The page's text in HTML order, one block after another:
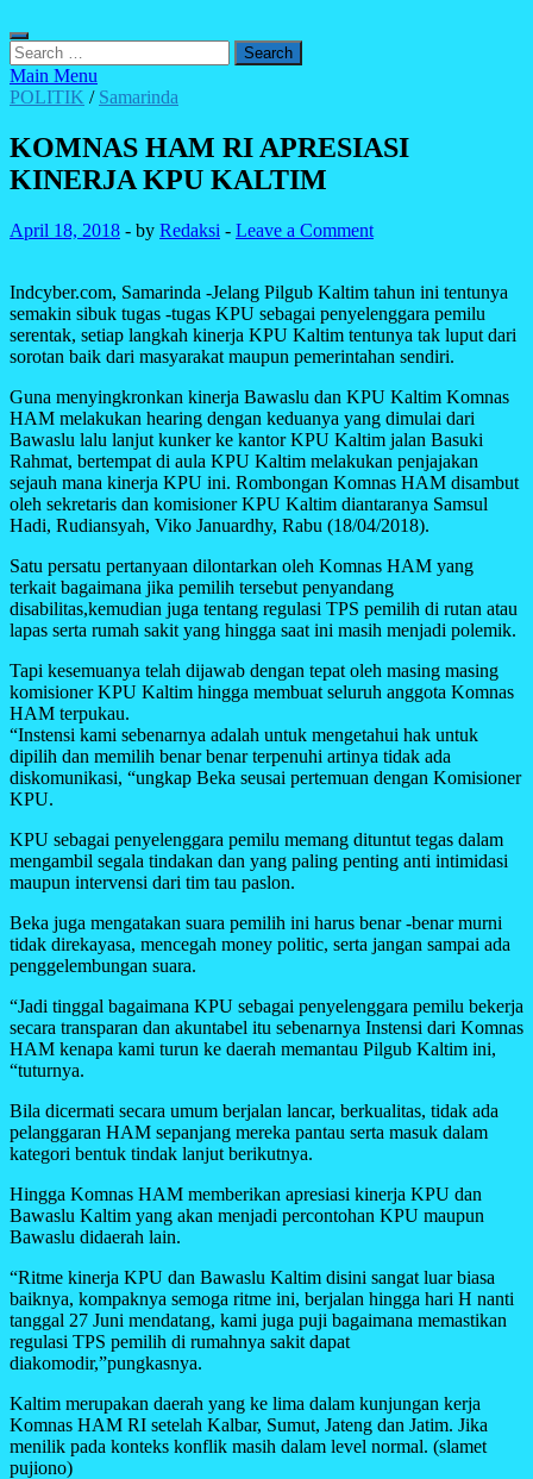
Search
for:
Main Menu
POLITIK / Samarinda
KOMNAS HAM RI APRESIASI
KINERJA KPU KALTIM
April 18, 2018 - by Redaksi - Leave a Comment
Indcyber.com, Samarinda -Jelang Pilgub Kaltim tahun ini tentunya
semakin sibuk tugas -tugas KPU sebagai penyelenggara pemilu
serentak, setiap langkah kinerja KPU Kaltim tentunya tak luput dari
sorotan baik dari masyarakat maupun pemerintahan sendiri.
Guna menyingkronkan kinerja Bawaslu dan KPU Kaltim Komnas
HAM melakukan hearing dengan keduanya yang dimulai dari
Bawaslu lalu lanjut kunker ke kantor KPU Kaltim jalan Basuki
Rahmat, bertempat di aula KPU Kaltim melakukan penjajakan
sejauh mana kinerja KPU ini. Rombongan Komnas HAM disambut
oleh sekretaris dan komisioner KPU Kaltim diantaranya Samsul
Hadi, Rudiansyah, Viko Januardhy, Rabu (18/04/2018).
Satu persatu pertanyaan dilontarkan oleh Komnas HAM yang
terkait bagaimana jika pemilih tersebut penyandang
disabilitas,kemudian juga tentang regulasi TPS pemilih di rutan atau
lapas serta rumah sakit yang hingga saat ini masih menjadi polemik.
Tapi kesemuanya telah dijawab dengan tepat oleh masing masing
komisioner KPU Kaltim hingga membuat seluruh anggota Komnas
HAM terpukau.
“Instensi kami sebenarnya adalah untuk mengetahui hak untuk
dipilih dan memilih benar benar terpenuhi artinya tidak ada
diskomunikasi, “ungkap Beka seusai pertemuan dengan Komisioner
KPU.
KPU sebagai penyelenggara pemilu memang dituntut tegas dalam
mengambil segala tindakan dan yang paling penting anti intimidasi
maupun intervensi dari tim tau paslon.
Beka juga mengatakan suara pemilih ini harus benar -benar murni
tidak direkayasa, mencegah money politic, serta jangan sampai ada
penggelembungan suara.
“Jadi tinggal bagaimana KPU sebagai penyelenggara pemilu bekerja
secara transparan dan akuntabel itu sebenarnya Instensi dari Komnas
HAM kenapa kami turun ke daerah memantau Pilgub Kaltim ini,
“tuturnya.
Bila dicermati secara umum berjalan lancar, berkualitas, tidak ada
pelanggaran HAM sepanjang mereka pantau serta masuk dalam
kategori bentuk tindak lanjut berikutnya.
Hingga Komnas HAM memberikan apresiasi kinerja KPU dan
Bawaslu Kaltim yang akan menjadi percontohan KPU maupun
Bawaslu didaerah lain.
“Ritme kinerja KPU dan Bawaslu Kaltim disini sangat luar biasa
baiknya, kompaknya semoga ritme ini, berjalan hingga hari H nanti
tanggal 27 Juni mendatang, kami juga puji bagaimana memastikan
regulasi TPS pemilih di rumahnya sakit dapat
diakomodir,”pungkasnya.
Kaltim merupakan daerah yang ke lima dalam kunjungan kerja
Komnas HAM RI setelah Kalbar, Sumut, Jateng dan Jatim. Jika
menilik pada konteks konflik masih dalam level normal. (slamet
pujiono)